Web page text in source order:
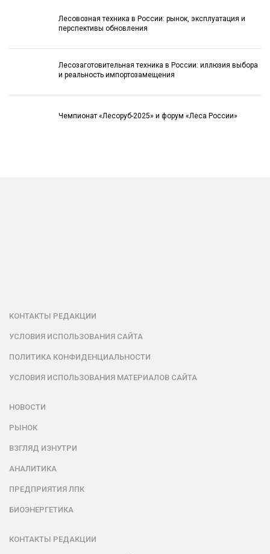
Лесовозная техника в России: рынок, эксплуатация и
перспективы обновления
Лесозаготовительная техника в России: иллюзия выбора
и реальность импортозамещения
Чемпионат «Лесоруб-2025» и форум «Леса России»
КОНТАКТЫ РЕДАКЦИИ
УСЛОВИЯ ИСПОЛЬЗОВАНИЯ САЙТА
ПОЛИТИКА КОНФИДЕНЦИАЛЬНОСТИ
УСЛОВИЯ ИСПОЛЬЗОВАНИЯ МАТЕРИАЛОВ САЙТА
НОВОСТИ
РЫНОК
ВЗГЛЯД ИЗНУТРИ
АНАЛИТИКА
ПРЕДПРИЯТИЯ ЛПК
БИОЭНЕРГЕТИКА
КОНТАКТЫ РЕДАКЦИИ